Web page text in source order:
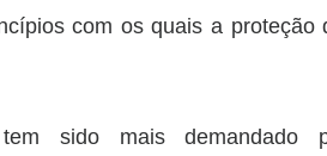
com os quais a proteção
sido mais demandado